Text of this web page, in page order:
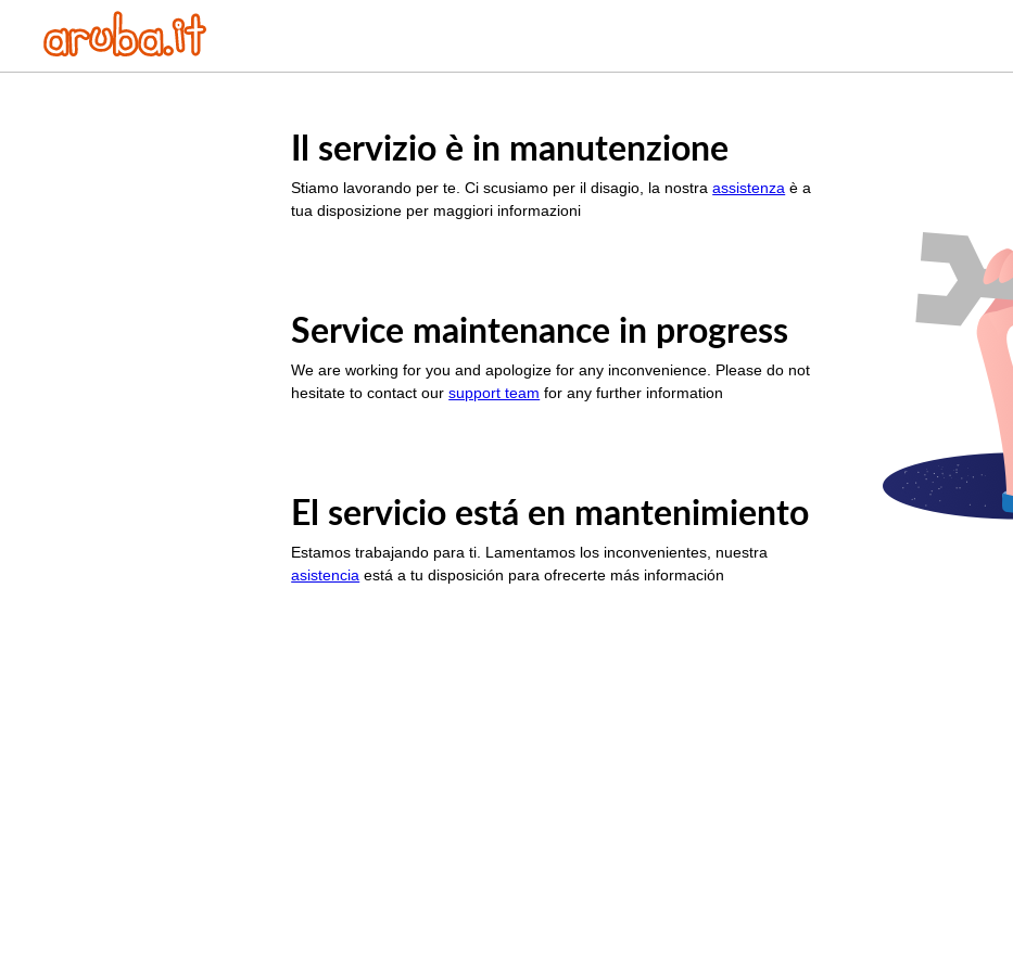
Il servizio è in manutenzione
Stiamo lavorando per te. Ci scusiamo per il disagio, la nostraassistenza è a
tua disposizione per maggiori informazioni
Service maintenance in progress
We are working for you and apologize for any inconvenience. Please do not
hesitate to contact oursupport team for any further information
El servicio está en mantenimiento
Estamos trabajando para ti. Lamentamos los inconvenientes, nuestra
asistencia está a tu disposición para ofrecerte más información